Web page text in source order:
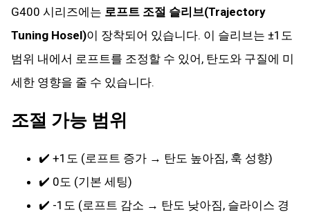
G400 시리즈에는 로프트 조절 슬리브(Trajectory
Tuning Hosel)이 장착되어 있습니다. 이 슬리브는 ±1도
범위 내에서 로프트를 조정할 수 있어, 탄도와 구질에 미
세한 영향을 줄 수 있습니다.
조절 가능 범위
✔️ +1도 (로프트 증가 → 탄도 높아짐, 훅 성향)
✔️ 0도 (기본 세팅)
✔️ -1도 (로프트 감소 → 탄도 낮아짐, 슬라이스 경